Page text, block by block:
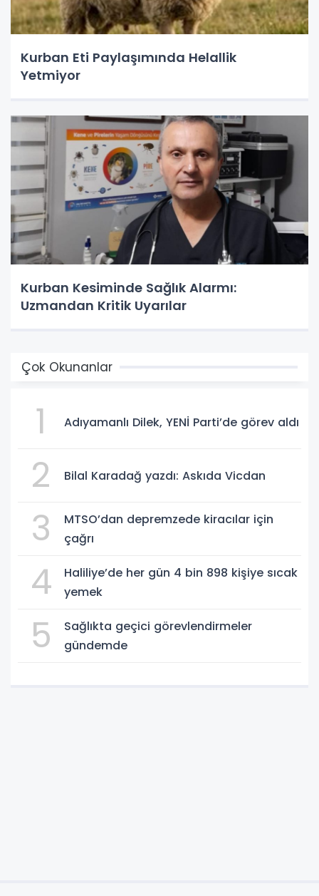
Kurban Eti Paylaşımında Helallik
Yetmiyor
Kurban Kesiminde Sağlık Alarmı:
Uzmandan Kritik Uyarılar
Çok Okunanlar
1 Adıyamanlı Dilek, YENİ Parti’de görev aldı
2 Bilal Karadağ yazdı: Askıda Vicdan
3
MTSO’dan depremzede kiracılar için
çağrı
4
Haliliye’de her gün 4 bin 898 kişiye sıcak
yemek
5
Sağlıkta geçici görevlendirmeler
gündemde